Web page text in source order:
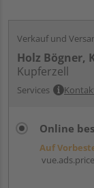
Verkauf und
Holz Bögner,
Kupferzell
Services
Online
Auf